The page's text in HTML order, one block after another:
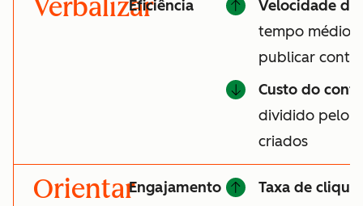
VerbalizarEficiência
Velocidade
tempo médio
publicar
Custo do
dividido pelo
criados
OrientarEngajamento Taxa de